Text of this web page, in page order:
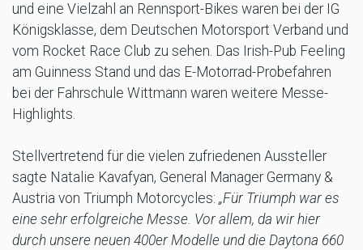
und eine Vielzahl an Rennsport-Bikes waren bei der IG
Königsklasse, dem Deutschen Motorsport Verband und
vom Rocket Race Club zu sehen. Das Irish-Pub Feeling
am Guinness Stand und das E-Motorrad-Probefahren
bei der Fahrschule Wittmann waren weitere Messe-
Highlights.
Stellvertretend für die vielen zufriedenen Aussteller
sagte Natalie Kavafyan, General Manager Germany &
Austria von Triumph Motorcycles: „Für Triumph war es
eine sehr erfolgreiche Messe. Vor allem, da wir hier
durch unsere neuen 400er Modelle und die Daytona 660